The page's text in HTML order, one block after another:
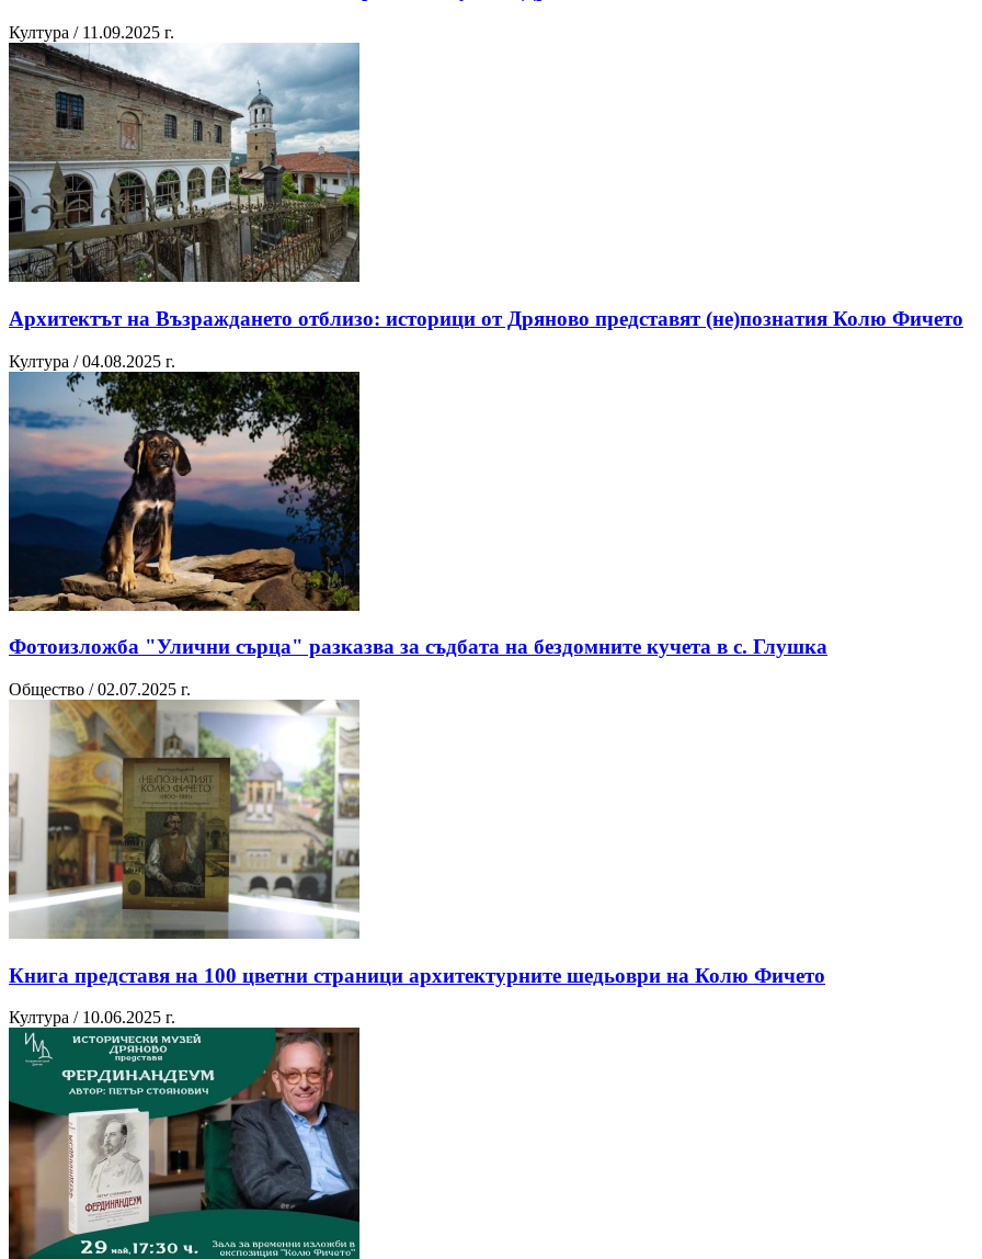
Култура / 11.09.2025 г.
Архитектът на Възраждането отблизо: историци от Дряново представят (не)познатия Колю Фичето
Култура / 04.08.2025 г.
Фотоизложба "Улични сърца" разказва за съдбата на бездомните кучета в с. Глушка
Общество / 02.07.2025 г.
Книга представя на 100 цветни страници архитектурните шедьоври на Колю Фичето
Култура / 10.06.2025 г.